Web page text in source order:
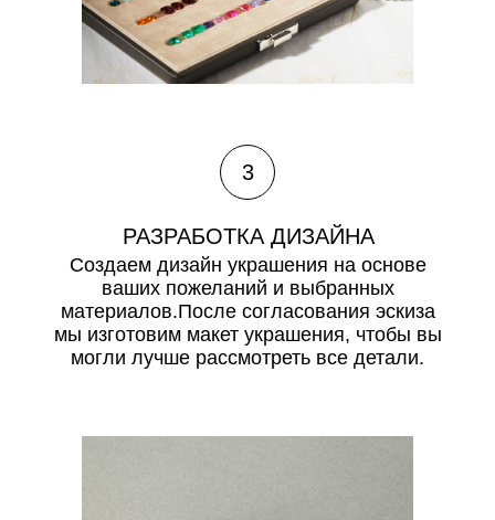
Создаем дизайн украшения на основе
ваших пожеланий и выбранных
материалов.После согласования эскиза
мы изготовим макет украшения, чтобы вы
могли лучше рассмотреть все детали.
РАЗРАБОТКА ДИЗАЙНА
3